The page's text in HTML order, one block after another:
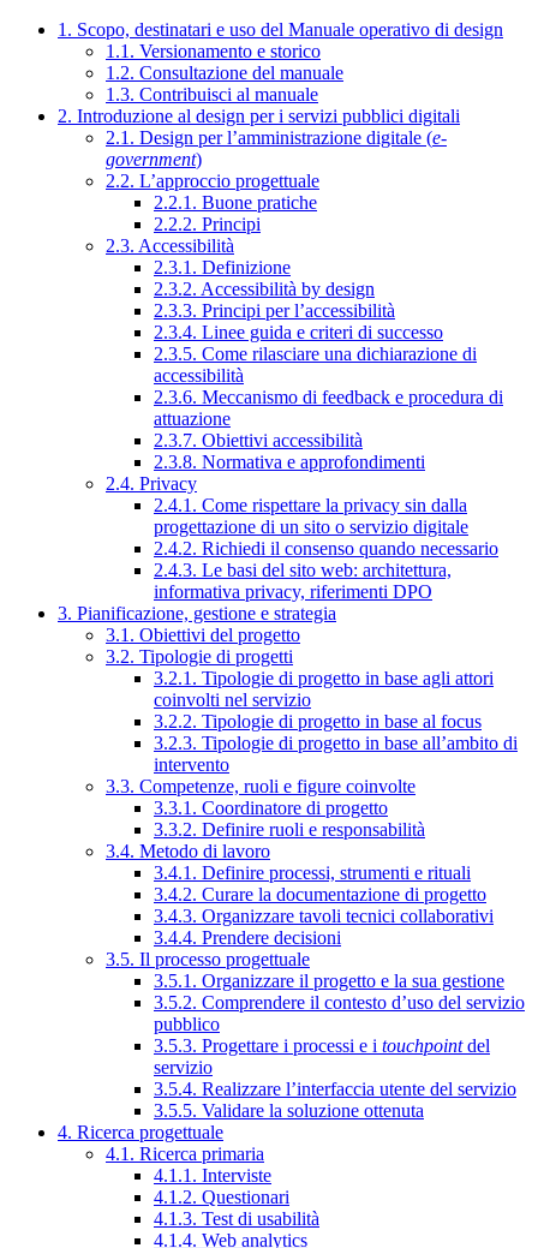
1. Scopo, destinatari e uso del Manuale operativo di design
1.1. Versionamento e storico
1.2. Consultazione del manuale
1.3. Contribuisci al manuale
2. Introduzione al design per i servizi pubblici digitali
2.1. Design per l’amministrazione digitale (e-
government)
2.2. L’approccio progettuale
2.2.1. Buone pratiche
2.2.2. Principi
2.3. Accessibilità
2.3.1. Definizione
2.3.2. Accessibilità by design
2.3.3. Principi per l’accessibilità
2.3.4. Linee guida e criteri di successo
2.3.5. Come rilasciare una dichiarazione di
accessibilità
2.3.6. Meccanismo di feedback e procedura di
attuazione
2.3.7. Obiettivi accessibilità
2.3.8. Normativa e approfondimenti
2.4. Privacy
2.4.1. Come rispettare la privacy sin dalla
progettazione di un sito o servizio digitale
2.4.2. Richiedi il consenso quando necessario
2.4.3. Le basi del sito web: architettura,
informativa privacy, riferimenti DPO
3. Pianificazione, gestione e strategia
3.1. Obiettivi del progetto
3.2. Tipologie di progetti
3.2.1. Tipologie di progetto in base agli attori
coinvolti nel servizio
3.2.2. Tipologie di progetto in base al focus
3.2.3. Tipologie di progetto in base all’ambito di
intervento
3.3. Competenze, ruoli e figure coinvolte
3.3.1. Coordinatore di progetto
3.3.2. Definire ruoli e responsabilità
3.4. Metodo di lavoro
3.4.1. Definire processi, strumenti e rituali
3.4.2. Curare la documentazione di progetto
3.4.3. Organizzare tavoli tecnici collaborativi
3.4.4. Prendere decisioni
3.5. Il processo progettuale
3.5.1. Organizzare il progetto e la sua gestione
3.5.2. Comprendere il contesto d’uso del servizio
pubblico
3.5.3. Progettare i processi e i touchpointdel
servizio
3.5.4. Realizzare l’interfaccia utente del servizio
3.5.5. Validare la soluzione ottenuta
4. Ricerca progettuale
4.1. Ricerca primaria
4.1.1. Interviste
4.1.2. Questionari
4.1.3. Test di usabilità
4.1.4. Web analytics